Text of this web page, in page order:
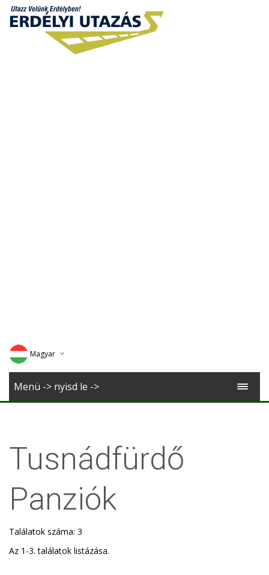
Magyar
Deutsch
Menü -> nyisd le ->
Tusnádfürdő
Panziók
Találatok száma: 3
Az 1-3. találatok listázása.